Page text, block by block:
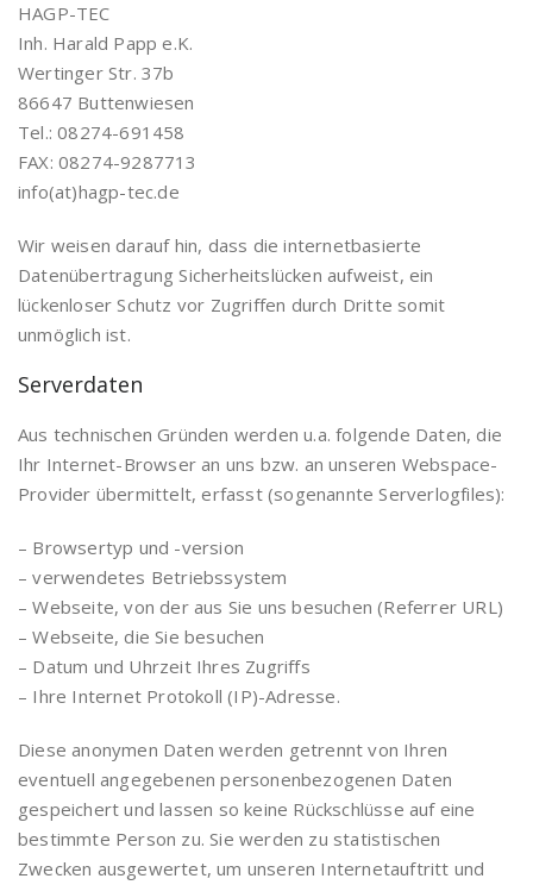
HAGP-TEC
Inh. Harald Papp e.K.
Wertinger Str. 37b
86647 Buttenwiesen
Tel.: 08274-691458
FAX: 08274-9287713
info(at)hagp-tec.de
Wir weisen darauf hin, dass die internetbasierte
Datenübertragung Sicherheitslücken aufweist, ein
lückenloser Schutz vor Zugriffen durch Dritte somit
unmöglich ist.
Serverdaten
Aus technischen Gründen werden u.a. folgende Daten, die
Ihr Internet-Browser an uns bzw. an unseren Webspace-
Provider übermittelt, erfasst (sogenannte Serverlogfiles):
– Browsertyp und -version
– verwendetes Betriebssystem
– Webseite, von der aus Sie uns besuchen (Referrer URL)
– Webseite, die Sie besuchen
– Datum und Uhrzeit Ihres Zugriffs
– Ihre Internet Protokoll (IP)-Adresse.
Diese anonymen Daten werden getrennt von Ihren
eventuell angegebenen personenbezogenen Daten
gespeichert und lassen so keine Rückschlüsse auf eine
bestimmte Person zu. Sie werden zu statistischen
Zwecken ausgewertet, um unseren Internetauftritt und